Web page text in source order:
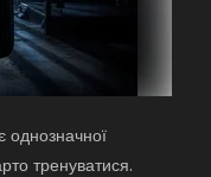
однозначної
тренуватися.